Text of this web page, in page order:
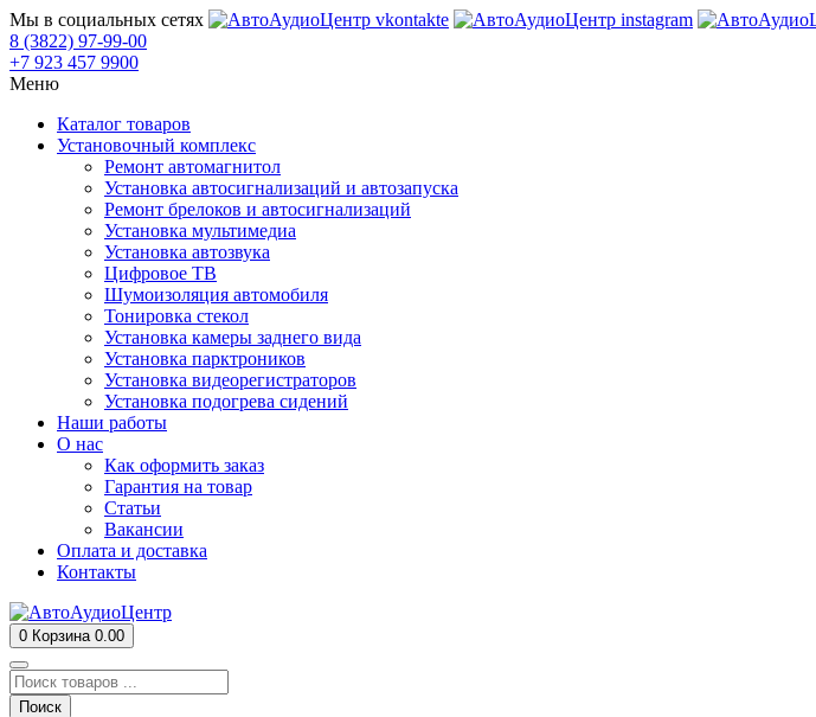
Мы в социальных сетях
8 (3822) 97-99-00
+7 923 457 9900
Меню
Каталог товаров
Установочный комплекс
Ремонт автомагнитол
Установка автосигнализаций и автозапуска
Ремонт брелоков и автосигнализаций
Установка мультимедиа
Установка автозвука
Цифровое ТВ
Шумоизоляция автомобиля
Тонировка стекол
Установка камеры заднего вида
Установка парктроников
Установка видеорегистраторов
Установка подогрева сидений
Наши работы
О нас
Как оформить заказ
Гарантия на товар
Статьи
Вакансии
Оплата и доставка
Контакты
0 Корзина 0.00
Поиск